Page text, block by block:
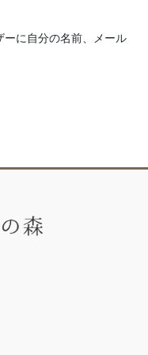
ーに自分の名前、メール